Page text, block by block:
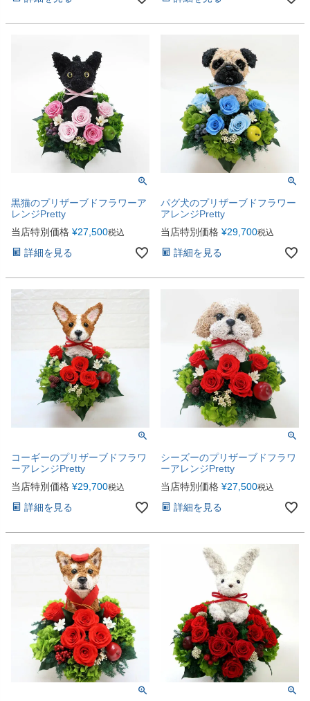
黒猫のプリザーブドフラワーア
レンジPretty
当店特別価格 ¥27,500税込
詳細を見る
パグ犬のプリザーブドフラワー
アレンジPretty
当店特別価格 ¥29,700税込
詳細を見る
コーギーのプリザーブドフラワ
ーアレンジPretty
当店特別価格 ¥29,700税込
詳細を見る
シーズーのプリザーブドフラワ
ーアレンジPretty
当店特別価格 ¥27,500税込
詳細を見る